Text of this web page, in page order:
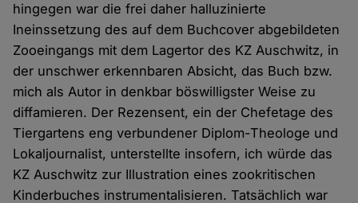
hingegen war die frei daher halluzinierte
Ineinssetzung des auf dem Buchcover abgebildeten
Zooeingangs mit dem Lagertor des KZ Auschwitz, in
der unschwer erkennbaren Absicht, das Buch bzw.
mich als Autor in denkbar böswilligster Weise zu
diffamieren. Der Rezensent, ein der Chefetage des
Tiergartens eng verbundener Diplom-Theologe und
Lokaljournalist, unterstellte insofern, ich würde das
KZ Auschwitz zur Illustration eines zookritischen
Kinderbuches instrumentalisieren. Tatsächlich war